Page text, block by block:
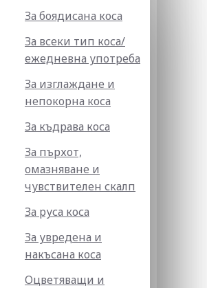
За боядисана коса
За всеки тип коса/
ежедневна употреба
За изглаждане и
непокорна коса
За къдрава коса
За пърхот,
омазняване и
чувствителен скалп
За руса коса
За увредена и
накъсана коса
Оцветяващи и